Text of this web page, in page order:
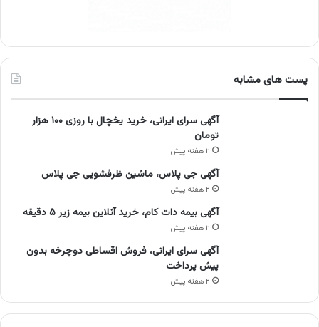
پست های مشابه
آگهی سرای ایرانی، خرید یخچال با روزی ۱۰۰ هزار
تومان
۲ هفته پیش
آگهی جی پلاس، ماشین ظرفشویی جی پلاس
۲ هفته پیش
آگهی بیمه دات کام، خرید آنلاین بیمه زیر ۵ دقیقه
۲ هفته پیش
آگهی سرای ایرانی، فروش اقساطی دوچرخه بدون
پیش پرداخت
۲ هفته پیش